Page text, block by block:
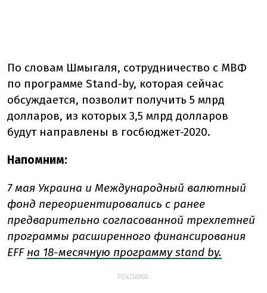
По словам Шмыгаля, сотрудничество с МВФ
по программе Stand-by, которая сейчас
обсуждается, позволит получить 5 млрд
долларов, из которых 3,5 млрд долларов
будут направлены в госбюджет-2020.
Напомним:
7 мая Украина и Международный валютный
фонд переориентировались с ранее
предварительно согласованной трехлетней
программы расширенного финансирования
EFF на 18-месячную программу stand by.
РЕКЛАМА: